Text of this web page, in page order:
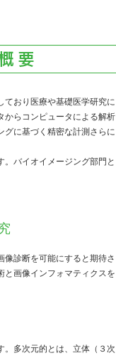
ており医療や基礎医学研究に
からコンピュータによる解析
グに基づく精密な計測さらに
バイオイメージング部門と
診断を可能にすると期待さ
と画像インフォマティクスを
。多次元的とは、立体（３次